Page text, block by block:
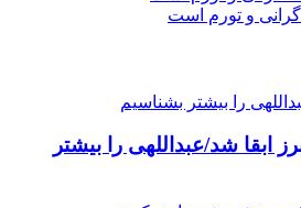
و تورم است
ابقا شد/عبداللهی را بیشتر